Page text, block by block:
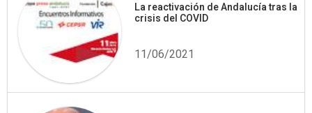
La reactivación de Andalucía tras la
crisis del COVID
11/06/2021